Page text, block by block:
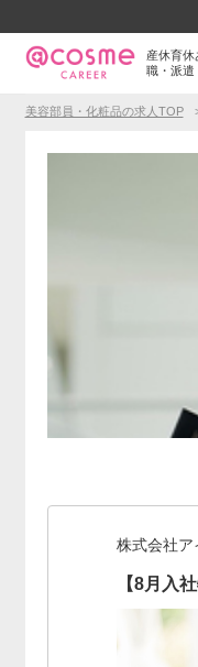
産休育
職・派遣
美容部員・化粧品の求人TOP
株式会社ア
【8月入